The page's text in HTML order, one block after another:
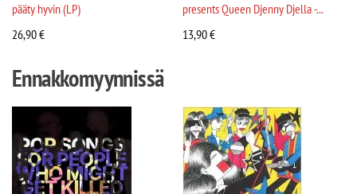
pääty hyvin (LP)
26,90€
presents Queen Djenny Djella -...
13,90€
Ennakkomyynnissä